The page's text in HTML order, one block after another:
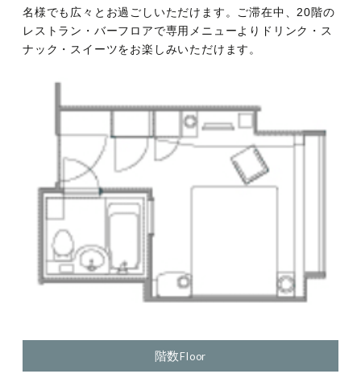
名様でも広々とお過ごしいただけます。ご滞在中、20階の
レストラン・バーフロアで専用メニューよりドリンク・ス
ナック・スイーツをお楽しみいただけます。
階数